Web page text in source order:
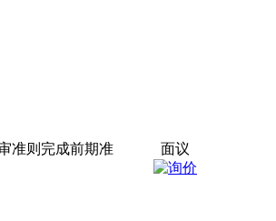
准则完成前期准
面议